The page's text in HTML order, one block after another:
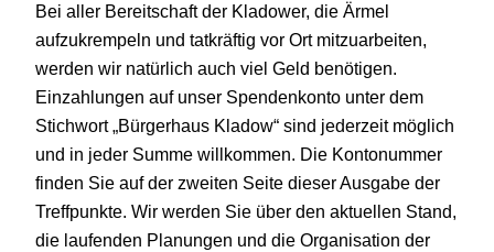
Bei aller Bereitschaft der Kladower, die Ärmel
aufzukrempeln und tatkräftig vor Ort mitzuarbeiten,
werden wir natürlich auch viel Geld benötigen.
Einzahlungen auf unser Spendenkonto unter dem
Stichwort „Bürgerhaus Kladow“ sind jederzeit möglich
und in jeder Summe willkommen. Die Kontonummer
finden Sie auf der zweiten Seite dieser Ausgabe der
Treffpunkte. Wir werden Sie über den aktuellen Stand,
die laufenden Planungen und die Organisation der